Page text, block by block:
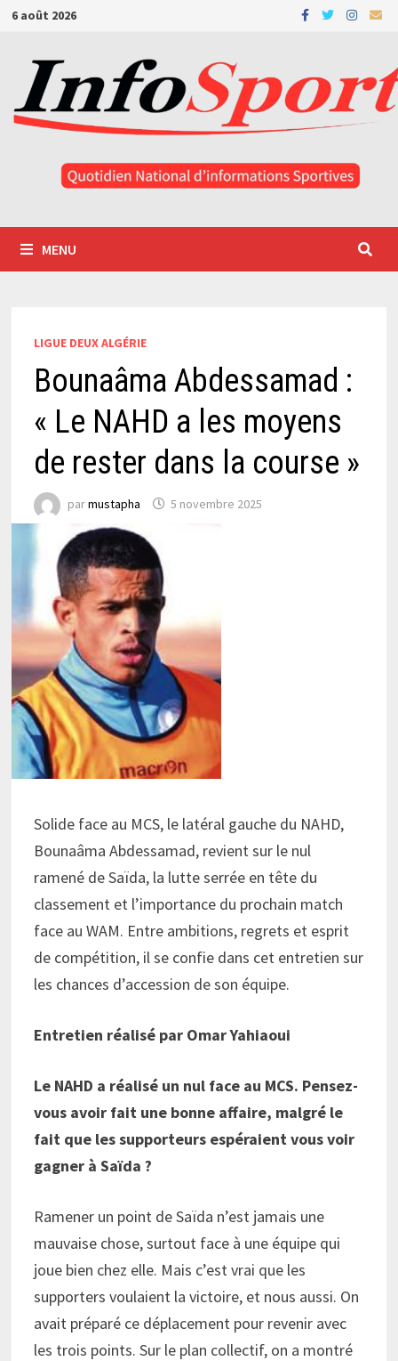
Passer
contenu
6 août 2026
MENU
LIGUE DEUX ALGÉRIE
Bounaâma Abdessamad :
« Le NAHD a les moyens
de rester dans la course »
parmustapha 5 novembre 2025
Solide face au MCS, le latéral gauche du NAHD,
Bounaâma Abdessamad, revient sur le nul
ramené de Saïda, la lutte serrée en tête du
classement et l’importance du prochain match
face au WAM. Entre ambitions, regrets et esprit
de compétition, il se confie dans cet entretien sur
les chances d’accession de son équipe.
Entretien réalisé par Omar Yahiaoui
Le NAHD a réalisé un nul face au MCS. Pensez-
vous avoir fait une bonne affaire, malgré le
fait que les supporteurs espéraient vous voir
gagner à Saïda ?
Ramener un point de Saïda n’est jamais une
mauvaise chose, surtout face à une équipe qui
joue bien chez elle. Mais c’est vrai que les
supporters voulaient la victoire, et nous aussi. On
avait préparé ce déplacement pour revenir avec
les trois points. Sur le plan collectif, on a montré